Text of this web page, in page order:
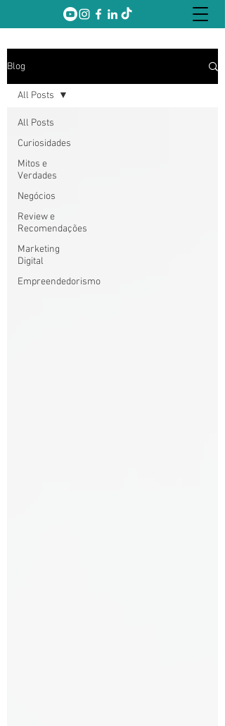
Blog
All Posts
Curiosidades
Mitos e
Verdades
Negócios
Review e
Recomendações
Marketing
Digital
Empreendedorismo
All Posts